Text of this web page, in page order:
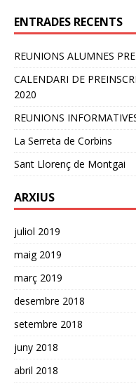
ENTRADES RECENTS
REUNIONS ALUMNES
CALENDARI DE
2020
REUNIONS
La Serreta de Corbins
Sant Llorenç de Montgai
ARXIUS
juliol 2019
maig 2019
març 2019
desembre 2018
setembre 2018
juny 2018
abril 2018